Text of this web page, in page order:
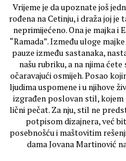
Vrijeme je da upoznate još
rođena na Cetinju, i draža joj
neprimijećeno. Ona je majka
“Ramada”. Između uloge
pauze između sastanaka,
našu rubriku, a na njima
očaravajući osmijeh. Posao
ljudima uspomene i u njihove
izgrađen poslovan stil, kojem
lični pečat. Za nju, stil ne
potpisom dizajnera, već
posebnošću i maštovitim
dama Jovana Martinović